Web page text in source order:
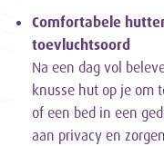
Comfortabele
toevluchtsoord
Na een dag vol
knusse hut op je om
of een bed in een
aan privacy en